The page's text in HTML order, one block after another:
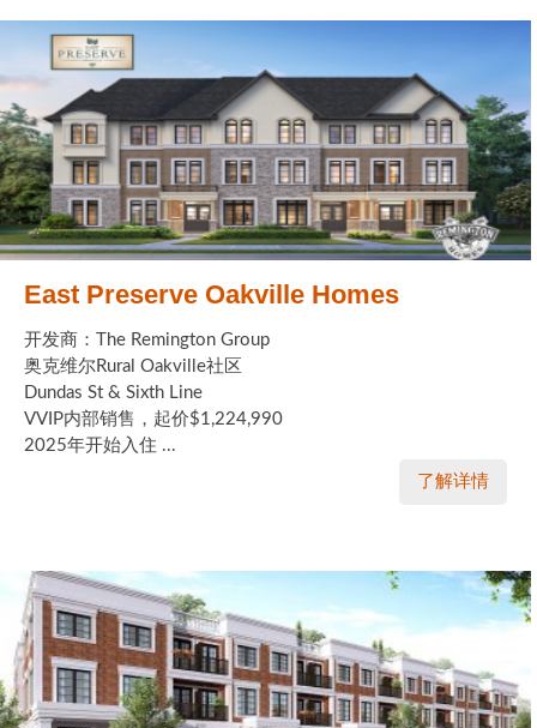
East Preserve Oakville Homes
开发商：The Remington Group
奥克维尔Rural Oakville社区
Dundas St & Sixth Line
VVIP内部销售，起价$1,224,990
2025年开始入住 ...
了解详情